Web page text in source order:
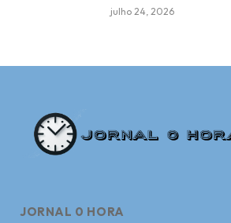
julho 24, 2026
JORNAL 0 HORA